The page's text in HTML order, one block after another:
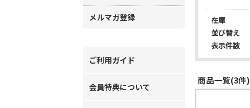
メルマガ登録
ご利用ガイド
会員特典について
在庫
並び替え
表示件数
商品一覧(3件)